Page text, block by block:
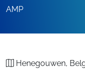
AMP
Henegouwen,